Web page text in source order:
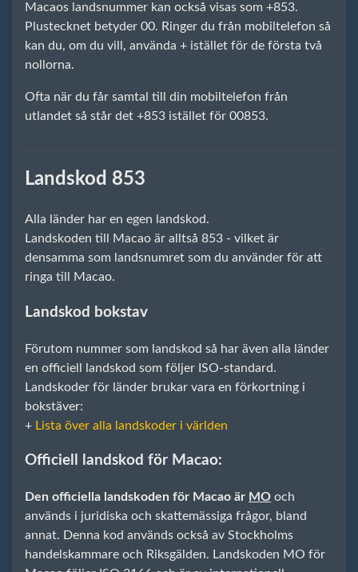
Macaos landsnummer kan också visas som +853.
Plustecknet betyder 00. Ringer du från mobiltelefon så
kan du, om du vill, använda + istället för de första två
nollorna.
Ofta när du får samtal till din mobiltelefon från
utlandet så står det +853 istället för 00853.
Landskod 853
Alla länder har en egen landskod.
Landskoden till Macao är alltså 853 - vilket är
densamma som landsnumret som du använder för att
ringa till Macao.
Landskod bokstav
Förutom nummer som landskod så har även alla länder
en officiell landskod som följer ISO-standard.
Landskoder för länder brukar vara en förkortning i
bokstäver:
+ Lista över alla landskoder i världen
Officiell landskod för Macao:
Den officiella landskoden för Macao är MO och
används i juridiska och skattemässiga frågor, bland
annat. Denna kod används också av Stockholms
handelskammare och Riksgälden. Landskoden MO för